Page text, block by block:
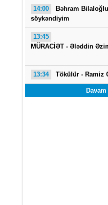
14:00
Bəhram
söykəndiyim
13:45
MÜRACİƏT - Ələddin
13:34 Tökülür - Ramiz
Davam